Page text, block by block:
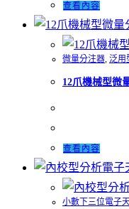
查看內容
微量分注器, 泛用
12爪機械型微
查看內容
小數下三位電子